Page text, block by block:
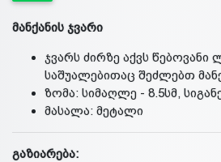
მანქანის ჯვარი
ჯვარს ძირზე აქვს წებოვანი
საშუალებითაც შეძლებთ
ზომა: სიმაღლე - 8.5სმ,
მასალა: მეტალი
გაზიარება: